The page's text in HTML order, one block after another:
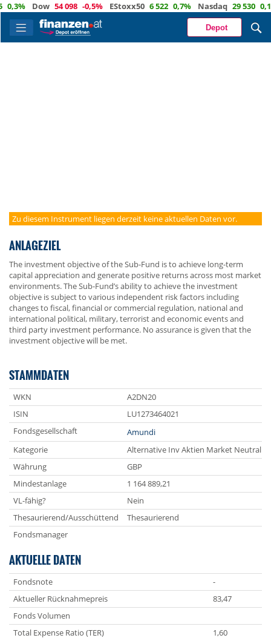
Dow 54 098 -0,5% EStoxx50 6 522 0,7% Nasdaq 29 530 0,1%
Depot
Zu diesem Instrument liegen derzeit keine aktuellen Daten vor.
ANLAGEZIEL
The investment objective of the Sub-Fund is to achieve long-term
capital appreciation and generate positive returns across most market
environments. The Sub-Fund’s ability to achieve the investment
objective is subject to various independent risk factors including
changes to fiscal, financial or commercial regulation, national and
international political, military, terrorist and economic events and
third party investment performance. No assurance is given that the
investment objective will be met.
STAMMDATEN
WKN
A2DN20
ISIN
LU1273464021
Fondsgesellschaft
Amundi
Kategorie
Alternative Inv Aktien Market Neutral
Währung
GBP
Mindestanlage
1 164 889,21
VL-fähig?
Nein
Thesaurierend/Ausschüttend
Thesaurierend
Fondsmanager
AKTUELLE DATEN
Fondsnote
-
Aktueller Rücknahmepreis
83,47
Fonds Volumen
Total Expense Ratio (TER)
1,60